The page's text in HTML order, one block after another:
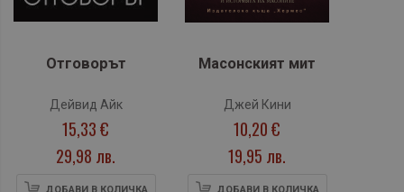
Отговорът
Дейвид Айк
15,33 €
29,98 лв.
Масонският мит
Джей Кини
10,20 €
19,95 лв.